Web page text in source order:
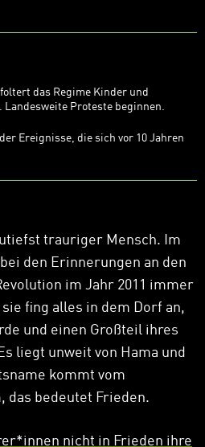
das Regime Kinder und
Proteste beginnen.
der Ereignisse, die sich vor 10 Jahren
trauriger Mensch. Im
den Erinnerungen an den
im Jahr 2011 immer
fing alles in dem Dorf an,
und einen Großteil ihres
liegt unweit von Hama und
kommt vom
das bedeutet Frieden.
nicht in Frieden ihre